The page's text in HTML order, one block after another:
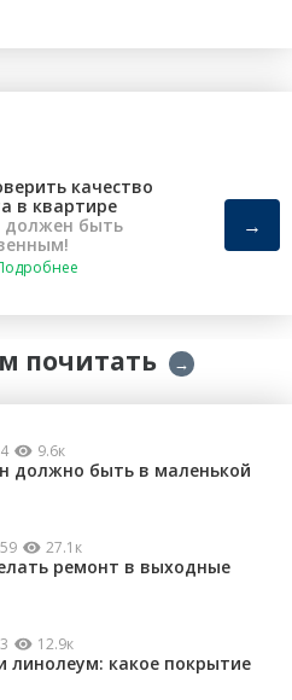
качество
в квартире
должен быть
→
почитать →
9.6к
должно быть в маленькой
27.1к
ремонт в выходные
12.9к
линолеум: какое покрытие